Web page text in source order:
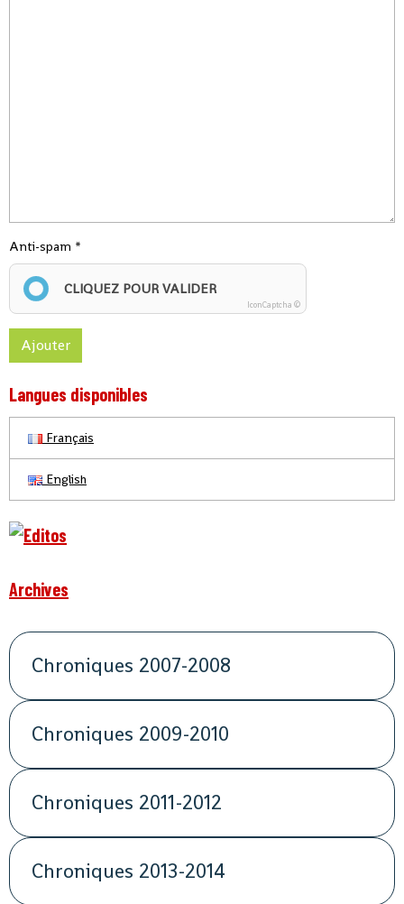
Anti-spam
CLIQUEZ POUR VALIDER
IconCaptcha ©
Ajouter
Langues disponibles
Français
English
Archives
Chroniques 2007-2008
Chroniques 2009-2010
Chroniques 2011-2012
Chroniques 2013-2014